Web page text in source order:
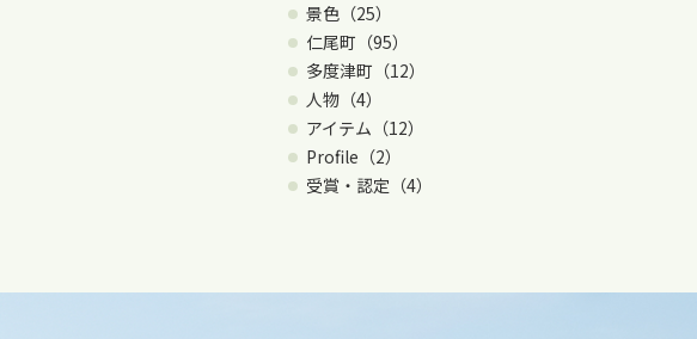
景色（25）
仁尾町（95）
多度津町（12）
人物（4）
アイテム（12）
Profile（2）
受賞・認定（4）